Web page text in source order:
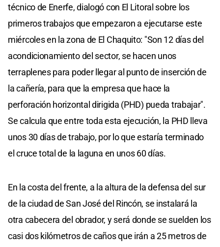
técnico de Enerfe, dialogó con El Litoral sobre los
primeros trabajos que empezaron a ejecutarse este
miércoles en la zona de El Chaquito: "Son 12 días del
acondicionamiento del sector, se hacen unos
terraplenes para poder llegar al punto de inserción de
la cañería, para que la empresa que hace la
perforación horizontal dirigida (PHD) pueda trabajar".
Se calcula que entre toda esta ejecución, la PHD lleva
unos 30 días de trabajo, por lo que estaría terminado
el cruce total de la laguna en unos 60 días.
En la costa del frente, a la altura de la defensa del sur
de la ciudad de San José del Rincón, se instalará la
otra cabecera del obrador, y será donde se suelden los
casi dos kilómetros de caños que irán a 25 metros de